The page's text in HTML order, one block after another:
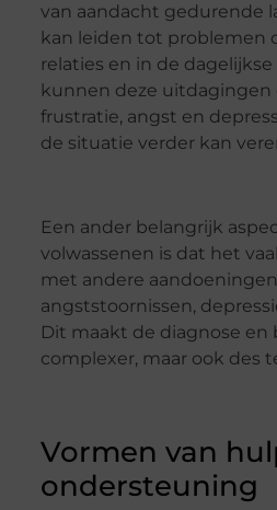
van aandacht gedurende
kan leiden tot problemen
relaties en in de
kunnen deze uitdagingen
frustratie, angst en
de situatie verder kan
Een ander belangrijk
volwassenen is dat het
met andere
angststoornissen,
Dit maakt de diagnose en
complexer, maar ook des
Vormen van
ondersteuning